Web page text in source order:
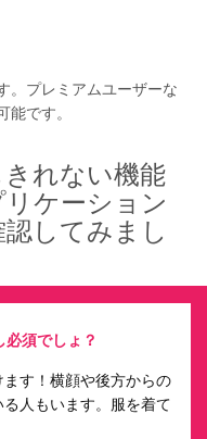
。プレミアムユーザーな
能です。
れない機能
ケーション
してみまし
須でしょ？
す！横顔や後方からの
人もいます。服を着て